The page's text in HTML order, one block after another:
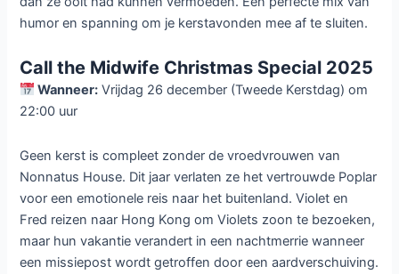
humor en spanning om je kerstavonden mee af te sluiten.
Call the Midwife Christmas Special 2025
Wanneer: Vrijdag 26 december (Tweede Kerstdag) om
22:00 uur
Geen kerst is compleet zonder de vroedvrouwen van
Nonnatus House. Dit jaar verlaten ze het vertrouwde Poplar
voor een emotionele reis naar het buitenland. Violet en
Fred reizen naar Hong Kong om Violets zoon te bezoeken,
maar hun vakantie verandert in een nachtmerrie wanneer
een missiepost wordt getroffen door een aardverschuiving.